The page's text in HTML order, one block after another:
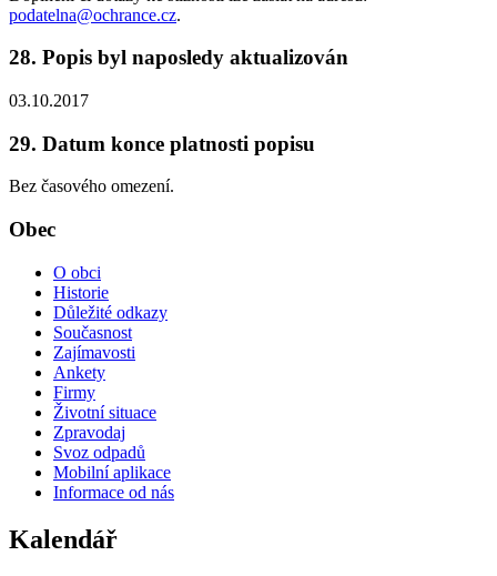
podatelna@ochrance.cz.
28. Popis byl naposledy aktualizován
03.10.2017
29. Datum konce platnosti popisu
Bez časového omezení.
Obec
O obci
Historie
Důležité odkazy
Současnost
Zajímavosti
Ankety
Firmy
Životní situace
Zpravodaj
Svoz odpadů
Mobilní aplikace
Informace od nás
Kalendář